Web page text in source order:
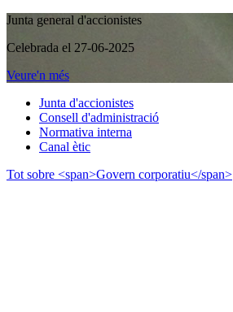
Junta general d'accionistes
Celebrada el 27-06-2025
Veure'n més
Junta d'accionistes
Consell d'administració
Normativa interna
Canal ètic
Tot sobre <span>Govern corporatiu</span>